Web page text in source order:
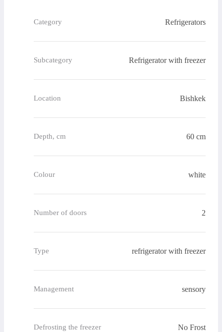
Category Refrigerators
Subcategory Refrigerator with freezer
Location Bishkek
Depth, cm 60 cm
Colour white
Number of doors 2
Type refrigerator with freezer
Management sensory
Defrosting the freezer No Frost